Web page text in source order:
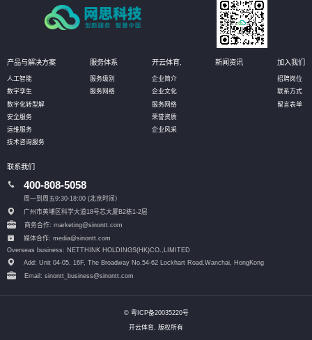
产品与解决方案
人工智能
数字孪生
数字化转型解
安全服务
运维服务
技术咨询服务
服务体系
服务级别
服务网络
开云体育,
企业简介
企业文化
服务网络
荣誉资质
企业风采
新闻资讯 加入我们
招聘岗位
联系方式
留言表单
联系我们
400-808-5058
周一到周五9:30-18:00 (北京时间）
广州市黄埔区科学大道18号芯大厦B2栋1-2层
商务合作: marketing@sinontt.com
媒体合作: media@sinontt.com
Overseas business: NETTHINK HOLDINGS(HK)CO.,LIMITED
Add: Unit 04-05, 16F, The Broadway No.54-62 Lockhart Road, Wanchai, HongKong
Email: sinontt_business@sinontt.com
© 粤ICP备20035220号
开云体育, 版权所有